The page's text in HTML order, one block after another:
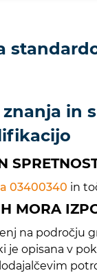
in
03400340 in
MORA
na področju
je opisana v